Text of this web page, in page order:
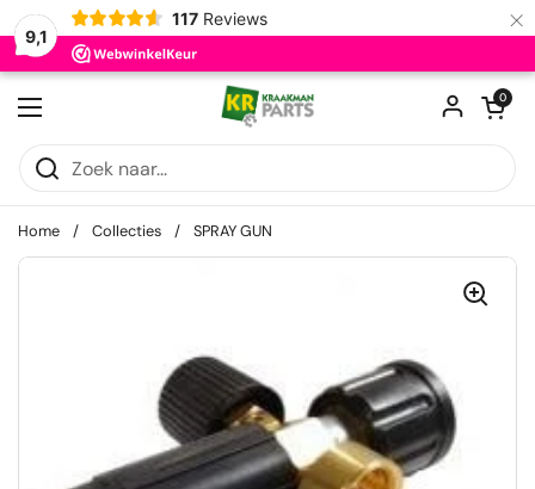
9,1
117 Reviews ×
Ga naar content
Menu openen
0
Home / Collecties / SPRAY GUN